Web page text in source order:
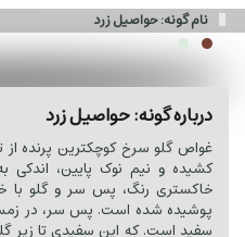
نام گونه: حواصیل زرد
درباره گونه: حواصیل زرد
غواص گلو سرخ کوچکترین پرنده از
کشیده و نیم نوک پایین،
خاکستری رنگ، پس سر و گلو با
پوشیده شده است. پس سر، در
سفید است. که این سفیدی تا زیر